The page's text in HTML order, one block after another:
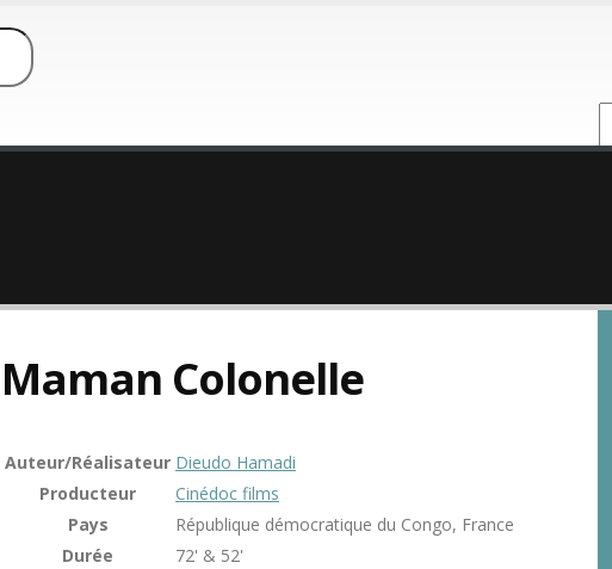
Maman Colonelle
Auteur/Réalisateur Dieudo Hamadi
Producteur
Cinédoc films
Pays
République démocratique du Congo, France
Durée
72' & 52'